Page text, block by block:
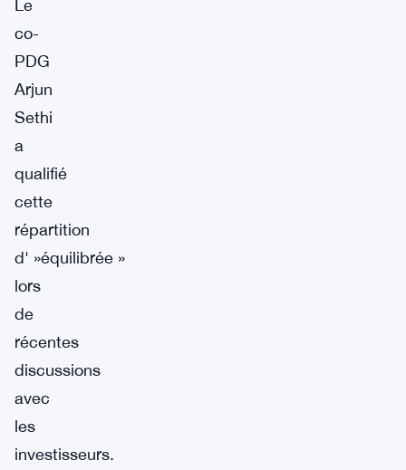
Le
co-
PDG
Arjun
Sethi
a
qualifié
cette
répartition
d' »équilibrée »
lors
de
récentes
discussions
avec
les
investisseurs.